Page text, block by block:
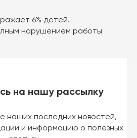
6% детей.
нарушением работы
на нашу рассылку
наших последних новостей,
и информацию о полезных